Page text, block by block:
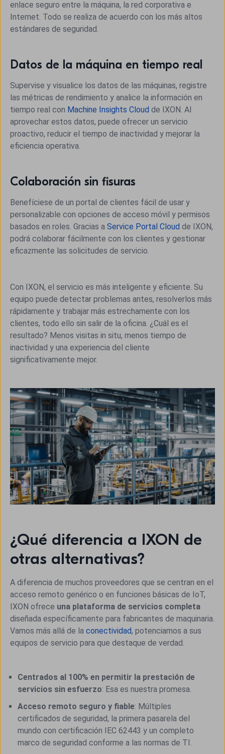
enlace seguro entre la máquina, la red corporativa e
Internet. Todo se realiza de acuerdo con los más altos
estándares de seguridad.
Datos de la máquina en tiempo real
Supervise y visualice los datos de las máquinas, registre
las métricas de rendimiento y analice la información en
tiempo real con Machine Insights Cloud de IXON. Al
aprovechar estos datos, puede ofrecer un servicio
proactivo, reducir el tiempo de inactividad y mejorar la
eficiencia operativa.
Colaboración sin fisuras
Benefíciese de un portal de clientes fácil de usar y
personalizable con opciones de acceso móvil y permisos
basados en roles. Gracias a Service Portal Cloud de IXON,
podrá colaborar fácilmente con los clientes y gestionar
eficazmente las solicitudes de servicio.
Con IXON, el servicio es más inteligente y eficiente. Su
equipo puede detectar problemas antes, resolverlos más
rápidamente y trabajar más estrechamente con los
clientes, todo ello sin salir de la oficina. ¿Cuál es el
resultado? Menos visitas in situ, menos tiempo de
inactividad y una experiencia del cliente
significativamente mejor.
¿Qué diferencia a IXON de
otras alternativas?
A diferencia de muchos proveedores que se centran en el
acceso remoto genérico o en funciones básicas de IoT,
IXON ofrece una plataforma de servicios completa
diseñada específicamente para fabricantes de maquinaria.
Vamos más allá de la conectividad, potenciamos a sus
equipos de servicio para que destaque de verdad.
Centrados al 100% en permitir la prestación de
servicios sin esfuerzo: Esa es nuestra promesa.
Acceso remoto seguro y fiable: Múltiples
certificados de seguridad, la primera pasarela del
mundo con certificación IEC 62443 y un completo
marco de seguridad conforme a las normas de TI.